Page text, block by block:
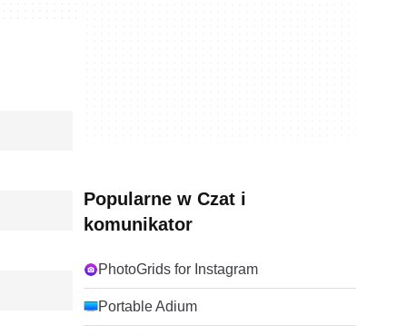
Popularne w Czat i
komunikator
PhotoGrids for Instagram
Portable Adium